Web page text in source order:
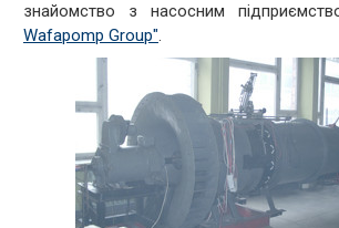
знайомство з насосним
Wafapomp Group".